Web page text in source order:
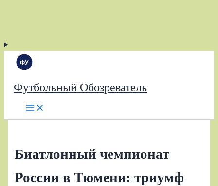
Футбольный Обозреватель
Биатлонный чемпионат
России в Тюмени: триумф